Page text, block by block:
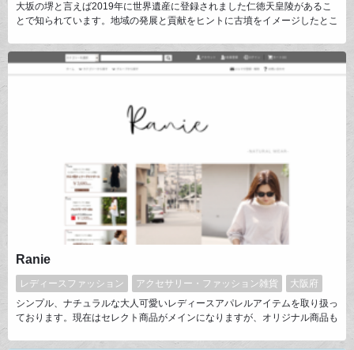
大坂の堺と言えば2019年に世界遺産に登録されました仁徳天皇陵があるこ
とで知られています。地域の発展と貢献をヒントに古墳をイメージしたとこ
をふんだんに使用することで風味豊かで、じっくり熱を通すことでなめらか
な舌触りです。また、陶器を使用することで、食べた後も再利用できます。
Ranie
レディースファッション アクセサリー・ファッション雑貨
大阪府
シンプル、ナチュラルな大人可愛いレディースアパレルアイテムを取り扱っ
ております。現在はセレクト商品がメインになりますが、オリジナル商品も